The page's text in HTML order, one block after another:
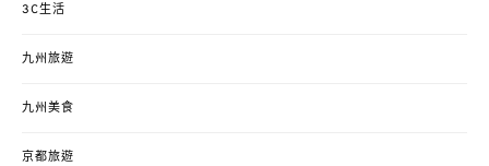
3C生活
九州旅遊
九州美食
京都旅遊